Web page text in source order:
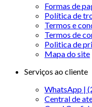
Formas de
Política de
Termos e
Termos de
Politica de
Mapa do site
Serviços ao cliente
WhatsApp |
Central de